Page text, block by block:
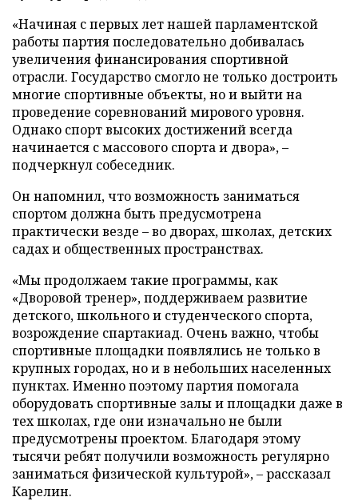
«Начиная с первых лет нашей парламентской
работы партия последовательно добивалась
увеличения финансирования спортивной
отрасли. Государство смогло не только достроить
многие спортивные объекты, но и выйти на
проведение соревнований мирового уровня.
Однако спорт высоких достижений всегда
начинается с массового спорта и двора», –
подчеркнул собеседник.
Он напомнил, что возможность заниматься
спортом должна быть предусмотрена
практически везде – во дворах, школах, детских
садах и общественных пространствах.
«Мы продолжаем такие программы, как
«Дворовой тренер», поддерживаем развитие
детского, школьного и студенческого спорта,
возрождение спартакиад. Очень важно, чтобы
спортивные площадки появлялись не только в
крупных городах, но и в небольших населенных
пунктах. Именно поэтому партия помогала
оборудовать спортивные залы и площадки даже в
тех школах, где они изначально не были
предусмотрены проектом. Благодаря этому
тысячи ребят получили возможность регулярно
заниматься физической культурой», – рассказал
Карелин.